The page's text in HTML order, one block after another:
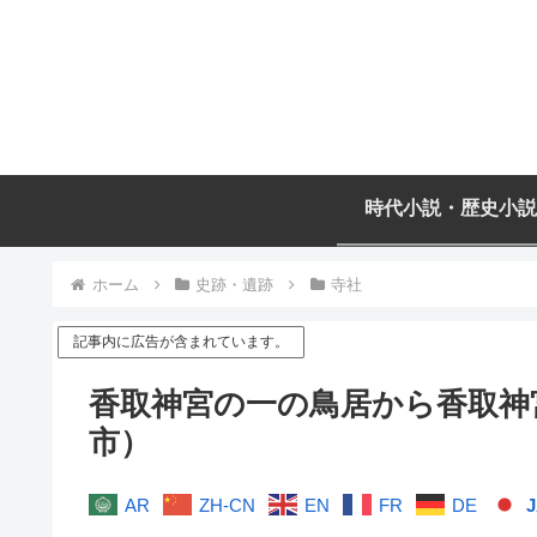
時代小説・歴史小
ホーム 史跡・遺跡 寺社
記事内に広告が含まれています。
香取神宮の一の鳥居から香取
市）
AR ZH-CN EN FR DE